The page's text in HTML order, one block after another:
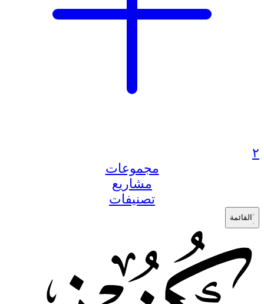
٢
مجموعات
مشاريع
تصنيفات
القائمة